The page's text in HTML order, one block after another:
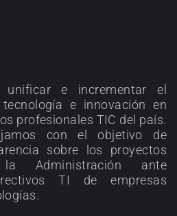
e incrementar el
e innovación en
profesionales TIC del país.
con el objetivo de
sobre los proyectos
Administración ante
TI de empresas